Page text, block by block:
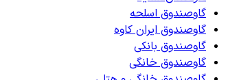
گاوصندوق اسلحه
گاوصندوق ایران کاوه
گاوصندوق بانکی
گاوصندوق خانگی